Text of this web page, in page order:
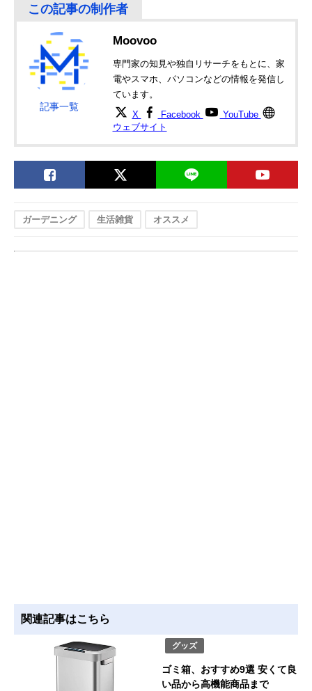
Amazonで見る
ニアム スマート水
耕栽培プランター
るスタイリッシュ
なデザイン
25cm
楽天市場で見る
協和ハイポニカ ホ
ームハイポニカぷ
くぷくⅡ 040614
コスパに優れた液
体肥料循環システ
直径37×高さ
601 果菜ちゃん
040601
用キット
Amazonで見る
リーンペット
すいペットボトル
記事一覧
Moovoo
専門家の知見や独自リサーチをもとに、家
電やスマホ、パソコンなどの情報を発信し
ています。
X Facebook
YouTube
ウェブサイト
ガーデニング 生活雑貨 オススメ
関連記事はこちら
グッズ
ゴミ箱、おすすめ9選 安くて良
い品から高機能商品まで